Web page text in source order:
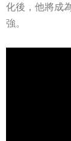
化後，他將成
強。